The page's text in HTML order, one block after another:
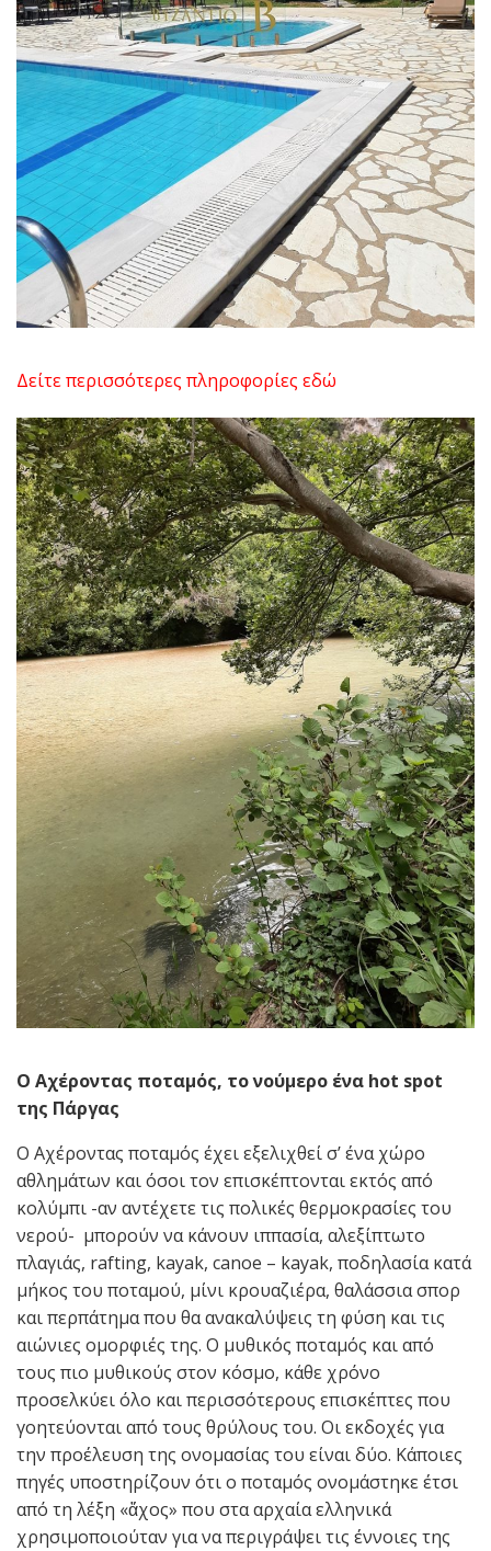
Δείτε περισσότερες πληροφορίες εδώ
Ο Αχέροντας ποταμός, το νούμερο ένα hot spot
της Πάργας
Ο Αχέροντας ποταμός έχει εξελιχθεί σ’ ένα χώρο
αθλημάτων και όσοι τον επισκέπτονται εκτός από
κολύμπι -αν αντέχετε τις πολικές θερμοκρασίες του
νερού- μπορούν να κάνουν ιππασία, αλεξίπτωτο
πλαγιάς, rafting, kayak, canoe – kayak, ποδηλασία κατά
μήκος του ποταμού, μίνι κρουαζιέρα, θαλάσσια σπορ
και περπάτημα που θα ανακαλύψεις τη φύση και τις
αιώνιες ομορφιές της. Ο μυθικός ποταμός και από
τους πιο μυθικούς στον κόσμο, κάθε χρόνο
προσελκύει όλο και περισσότερους επισκέπτες που
γοητεύονται από τους θρύλους του. Οι εκδοχές για
την προέλευση της ονομασίας του είναι δύο. Κάποιες
πηγές υποστηρίζουν ότι ο ποταμός ονομάστηκε έτσι
από τη λέξη «ἄχος» που στα αρχαία ελληνικά
χρησιμοποιούταν για να περιγράψει τις έννοιες της